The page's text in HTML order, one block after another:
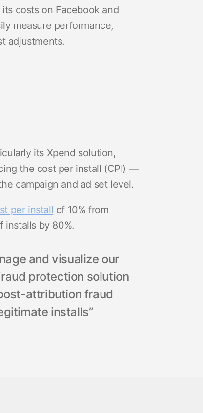
costs on Facebook and
measure performance,
adjustments.
its Xpend solution,
the cost per install (CPI) —
campaign and ad set level.
per install of 10% from
installs by 80%.
and visualize our
protection solution
attribution fraud
installs”